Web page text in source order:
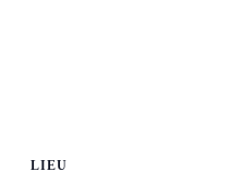
LIEU